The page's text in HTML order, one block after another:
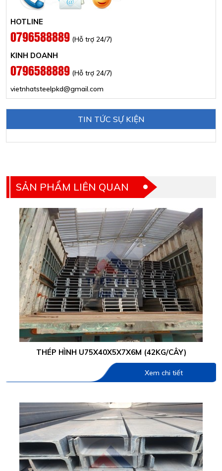
HOTLINE
0796588889 (Hỗ trợ 24/7)
KINH DOANH
0796588889 (Hỗ trợ 24/7)
vietnhatsteelpkd@gmail.com
TIN TỨC SỰ KIỆN
SẢN PHẨM LIÊN QUAN
THÉP HÌNH U75X40X5X7X6M (42KG/CÂY)
Xem chi tiết